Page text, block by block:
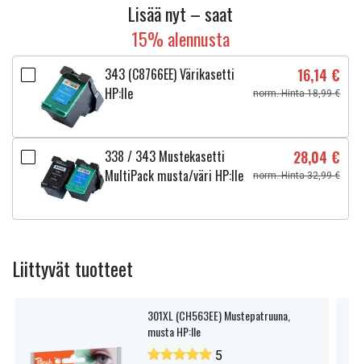
Lisää nyt – saat
15% alennusta
343 (C8766EE) Värikasetti
HP:lle
16,14 €
norm. Hinta 18,99 €
338 / 343 Mustekasetti
MultiPack musta/väri HP:lle
28,04 €
norm. Hinta 32,99 €
Liittyvät tuotteet
301XL (CH563EE) Mustepatruuna,
musta HP:lle
5